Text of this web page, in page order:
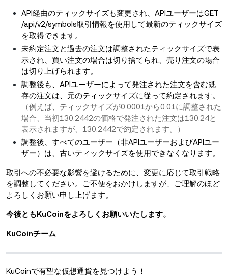
API経由のティックサイズも変更され、APIユーザーはGET
/api/v2/symbols取引情報を使用して最新のティックサイズ
を取得できます。
未約定注文と過去の注文は調整されたティックサイズで表
示され、買い注文の場合は切り捨てられ、売り注文の場合
は切り上げられます。
調整後も、APIユーザーによって発注された注文を含む既
存の注文は、元のティックサイズに従って約定されます。
（例えば、ティックサイズが0.0001から0.01に調整された
場合、当初130.2442の価格で発注された注文は130.24と
表示されますが、130.2442で約定されます。）
調整後、すべてのユーザー（非APIユーザーおよびAPIユー
ザー）は、古いティックサイズを使用できなくなります。
取引への不必要な影響を避けるために、変更に応じて取引戦略
を調整してください。
ご不便をおかけしますが、ご理解のほど
よろしくお願い申し上げます。
今後ともKuCoinをよろしくお願いいたします。
KuCoinチーム
KuCoinで有望な仮想通貨を見つけよう！